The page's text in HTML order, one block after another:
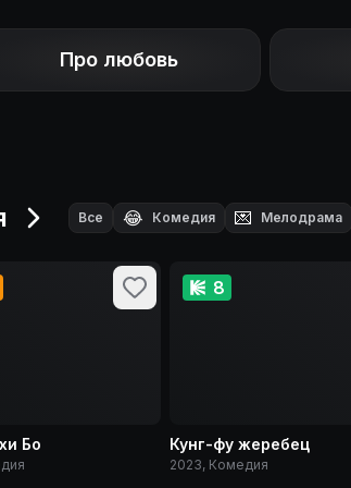
Про любовь
Все 😂 Комедия 💌 Мелодрама
Бо
8
Кунг-фу жеребец
2023, Комедия